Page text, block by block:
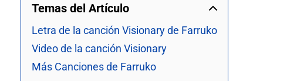
Temas del Artículo
Letra de la canción Visionary de Farruko
Video de la canción Visionary
Más Canciones de Farruko